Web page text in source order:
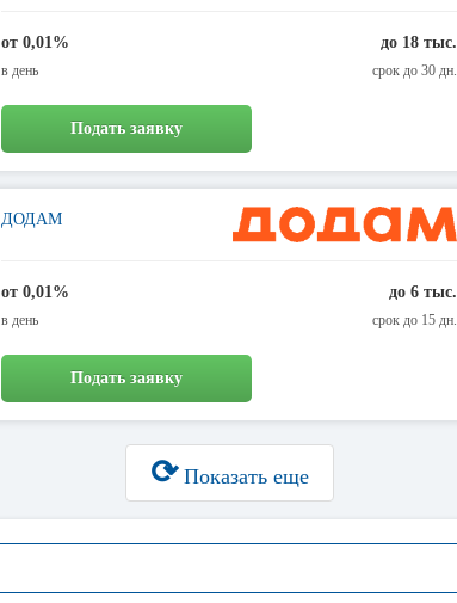
от 0,01%
в день
до 18 тыс.
срок до 30 дн.
Подать заявку
ДОДАМ
от 0,01%
в день
до 6 тыс.
срок до 15 дн.
Подать заявку
⟳Показать еще